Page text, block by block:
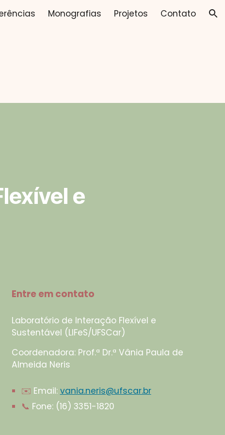
Monografias Projetos Contato
e
Entre em contato
Laboratório de Interação Flexível e
Sustentável (LIFeS/UFSCar)
Coordenadora: Prof.ª Dr.ª Vânia Paula de
Almeida Neris
✉️ Email: vania.neris@ufscar.br
📞 Fone: (16) 3351-1820